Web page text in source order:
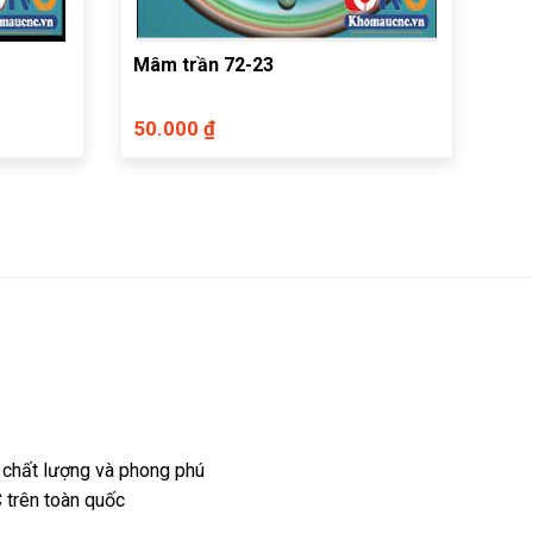
Mâm trần 72-23
50.000 ₫
lượng và phong phú
trên toàn quốc